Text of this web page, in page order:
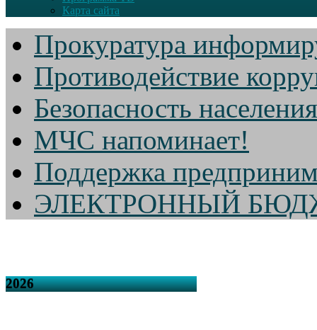
Карта сайта
Прокуратура
Противодействие
Безопасность населения
МЧС напоминает!
Поддержка
ЭЛЕКТРОННЫЙ
2026